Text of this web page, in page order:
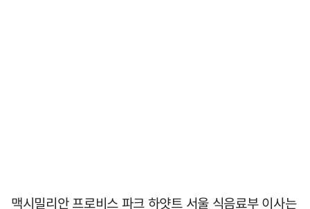
맥시밀리안 프로비스 파크 하얏트 서울 식음료부 이사는